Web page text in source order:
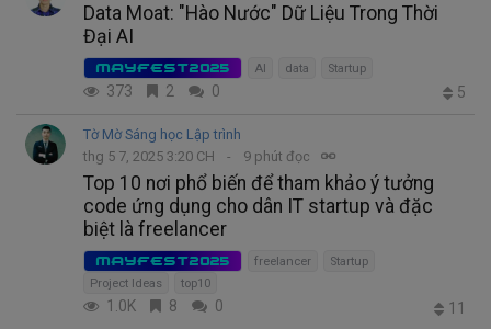
Data Moat: "Hào Nước" Dữ Liệu Trong Thời
Đại AI
MAYFEST2025 AI data Startup
373 2 0 5
Tờ Mờ Sáng học Lập trình
thg 5 7, 2025 3:20 CH
9 phút đọc
Top 10 nơi phổ biến để tham khảo ý tưởng
code ứng dụng cho dân IT startup và đặc
biệt là freelancer
MAYFEST2025 freelancer
Startup
Project Ideas
top10
1.0K 8 0 11